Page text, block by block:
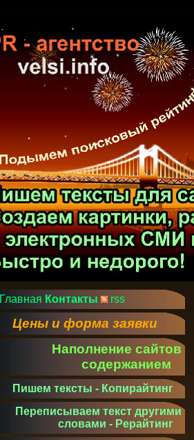
Главная Контакты rss
Цены и форма заявки
Наполнение сайтов
содержанием
Пишем тексты - Копирайтинг
Переписываем текст другими
словами - Рерайтинг